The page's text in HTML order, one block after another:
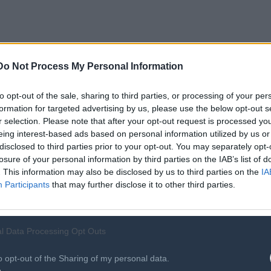
Not Process My Personal Information
opt-out of the sale, sharing to third parties, or processing of your
for targeted advertising by us, please use the below opt-out
selection. Please note that after your opt-out request is processed
interest-based ads based on personal information utilized by us
to third parties prior to your opt-out. You may separately
of your personal information by third parties on the IAB’s list of
This information may also be disclosed by us to third parties on the
Participants that may further disclose it to other third parties.
Data Processing Opt Outs
opt-out of the Sharing of my personal data.
έρευνας και καινοτομίας αλλά και την
επιχειρήσεων, αναμένονται έως το 2030 να έχουν
υποδομές οι οποίες θα αξιοποιούνται για την
αυτές θα στοχεύουν στη βελτίωση του δείκτη
ΑΕΠ», προκειμένου να επιτευχθεί η στόχευση του 3%
επιδίωξη η βελτίωση της κατάταξης της χώρας κατά +9
προσεγγίζοντας τον ευρωπαϊκό μέσο όρο και
“Strong Innovators” με ορίζοντα το 2030.
νέες υπηρεσίες και σημαντικές συνεργασίες,
ενώ πλέον με στόχο το 2030 η χώρα οφείλει
το 100% της χρηματοδότησης σε ετήσια βάση για τις